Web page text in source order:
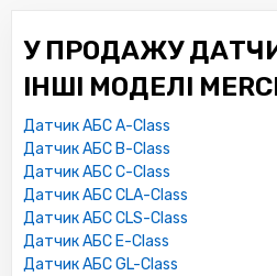
У ПРОДАЖУ
ІНШІ МОДЕЛІ
Датчик АБС A-Class
Датчик АБС B-Class
Датчик АБС C-Class
Датчик АБС CLA-Class
Датчик АБС CLS-Class
Датчик АБС E-Class
Датчик АБС GL-Class